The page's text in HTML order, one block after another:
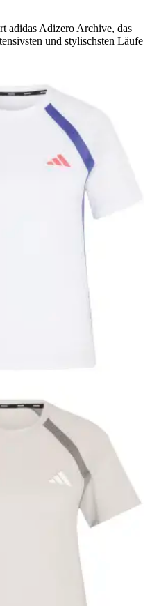
adidas Adizero Archive, das
und stylischsten Läufe